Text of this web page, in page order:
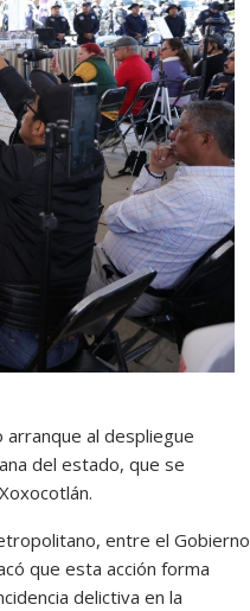
arranque al despliegue
del estado, que se
entre el Gobierno
que esta acción forma
delictiva en la